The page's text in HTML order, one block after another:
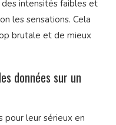
intensités faibles et
les sensations. Cela
brutale et de mieux
données sur un
pour leur sérieux en